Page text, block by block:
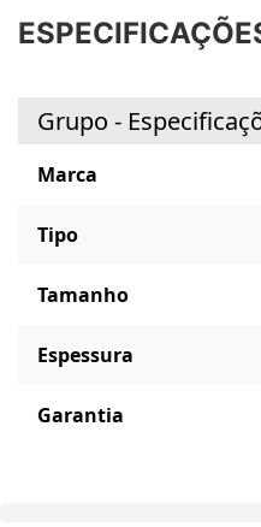
Grupo -
Marca
Tipo
Tamanho
Espessura
Garantia